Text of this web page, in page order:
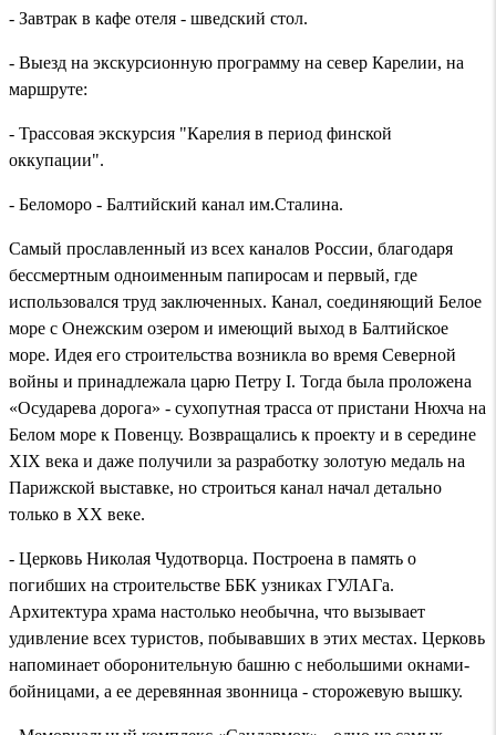
- Завтрак в кафе отеля - шведский стол.
- Выезд на экскурсионную программу на север Карелии, на
маршруте:
- Трассовая экскурсия "Карелия в период финской
оккупации".
- Беломоро - Балтийский канал им.Сталина.
Самый прославленный из всех каналов России, благодаря
бессмертным одноименным папиросам и первый, где
использовался труд заключенных. Канал, соединяющий Белое
море с Онежским озером и имеющий выход в Балтийское
море. Идея его строительства возникла во время Северной
войны и принадлежала царю Петру І. Тогда была проложена
«Осударева дорога» - сухопутная трасса от пристани Нюхча на
Белом море к Повенцу. Возвращались к проекту и в середине
XIX века и даже получили за разработку золотую медаль на
Парижской выставке, но строиться канал начал детально
только в XX веке.
- Церковь Николая Чудотворца. Построена в память о
погибших на строительстве ББК узниках ГУЛАГа.
Архитектура храма настолько необычна, что вызывает
удивление всех туристов, побывавших в этих местах. Церковь
напоминает оборонительную башню с небольшими окнами-
бойницами, а ее деревянная звонница - сторожевую вышку.